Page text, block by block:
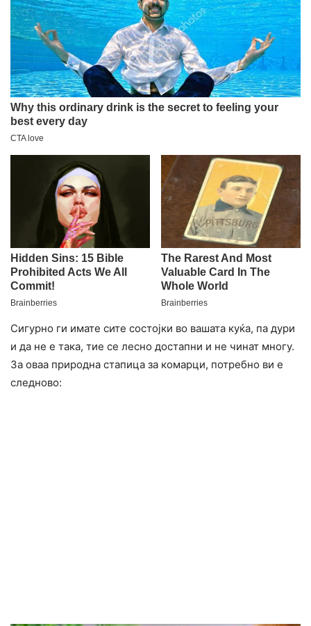
Сигурно ги имате сите состојки во вашата куќа, па дури
и да не е така, тие се лесно достапни и не чинат многу.
За оваа природна стапица за комарци, потребно ви е
следново: